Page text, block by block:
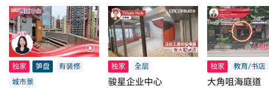
独家 笋盘
有装修
城市景
独家 全层
骏星企业中心
独家 教育/书店
大角咀海庭道